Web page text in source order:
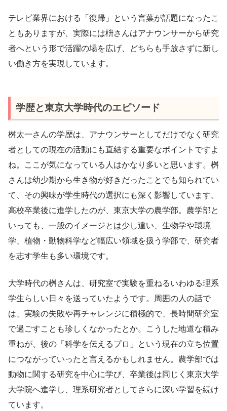
テレビ業界における「復帰」という言葉が話題になったこ
ともありますが、実際には枡さんはアナウンサーから研究
者へという形で活躍の場を広げ、どちらも手放さずに新し
い働き方を実現しています。
学歴と東京大学時代のエピソード
桝太一さんの学歴は、アナウンサーとしてだけでなく研究
者としての現在の活動にも直結する重要なポイントですよ
ね。ここが気になっている人はかなり多いと思います。桝
さんは幼少期から生き物が好きだったことでも知られてい
て、その興味が学生時代の選択にも深く影響しています。
高校卒業後に進学したのが、東京大学の農学部。農学部と
いっても、一般のイメージとは少し違い、生物学や環境
学、植物・動物科学など幅広い領域を扱う学部で、研究者
を志す学生も多い環境です。
大学時代の桝さんは、研究室で実験を重ねるいわゆる理系
学生らしい日々を送っていたようです。周囲の人の話で
は、実験の失敗や再チャレンジに積極的で、長時間研究室
で過ごすことも珍しくなかったとか。こうした地道な積み
重ねが、後の「科学を伝えるプロ」という現在の立ち位置
につながっていったと言えるかもしれません。農学部では
動物に関する研究を中心に学び、卒業後は同じく東京大学
大学院へ進学し、理系研究者としてさらに深い学習を続け
ています。